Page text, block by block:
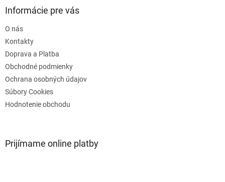
Informácie pre vás
O nás
Kontakty
Doprava a Platba
Obchodné podmienky
Ochrana osobných údajov
Súbory Cookies
Hodnotenie obchodu
Prijímame online platby